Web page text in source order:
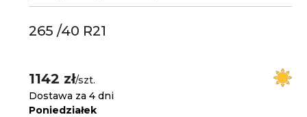
265 /40 R21
1142 zł/szt.
Dostawa za 4 dni
Poniedziałek